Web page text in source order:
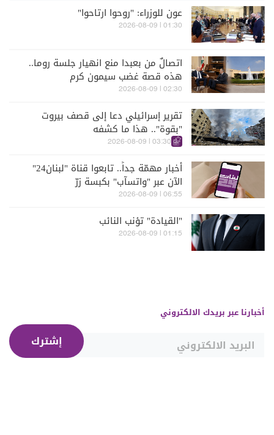
عون للوزراء: "روحوا ارتاحوا"
01:30 | 2026-08-09
اتصالٌ من بعبدا منع انهيار جلسة روما..
هذه قصة غضب سيمون كرم
02:30 | 2026-08-09
تقرير إسرائيلي دعا إلى قصف بيروت
"بقوة".. هذا ما كشفه
03:30 | 2026-08-09
أخبار مهمّة جداً.. تابعوا قناة "لبنان24"
الآن عبر "واتسآب" بكبسة زرّ
06:55 | 2026-08-09
"القيادة" تؤنب النائب
01:15 | 2026-08-09
أخبارنا عبر بريدك الالكتروني
إشترك